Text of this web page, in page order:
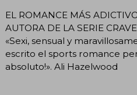
EL ROMANCE MÁS
AUTORA DE LA SERIE
«Sexi, sensual y
escrito el sports romance
absoluto!». Ali Hazelwood